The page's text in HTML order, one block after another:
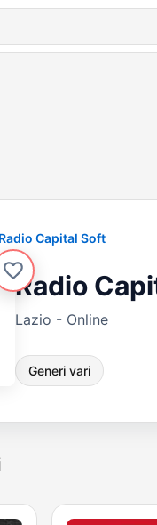
Radio Capital Soft
Radio
Lazio - Online
Generi vari